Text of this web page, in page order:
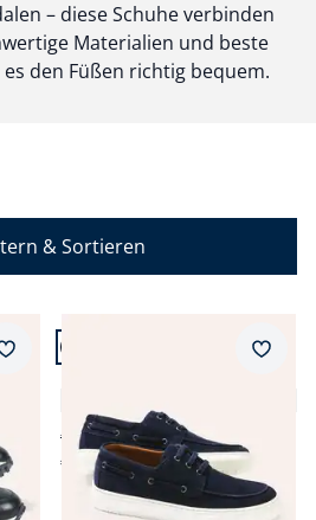
– diese Schuhe verbinden
Materialien und beste
den Füßen richtig bequem.
& Sortieren
Merkzettel
Artikel 2 von 18.
€ 129,99
€ 69,99 (-46%)